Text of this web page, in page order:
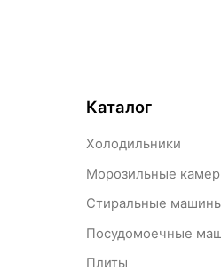
Каталог
Холодильники
Морозильные
Стиральные
Посудомоечные
Плиты